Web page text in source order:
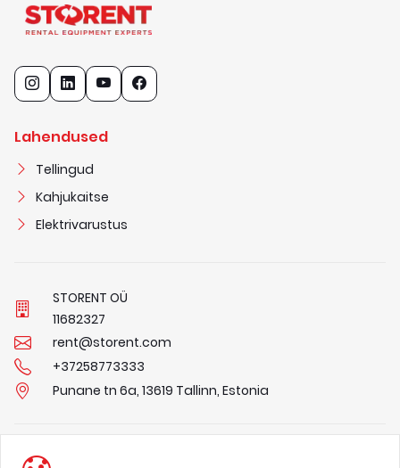
Lahendused
Tellingud
Kahjukaitse
Elektrivarustus
STORENT OÜ
11682327
rent@storent.com
+37258773333
Punane tn 6a, 13619 Tallinn, Estonia